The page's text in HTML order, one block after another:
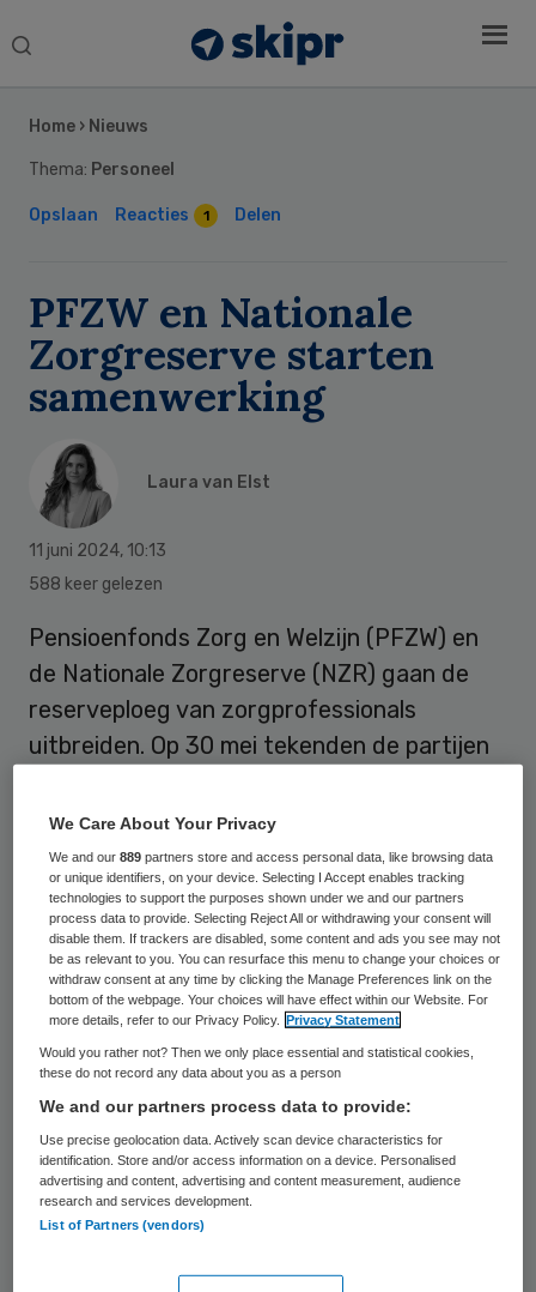
Search
Home › Nieuws
Thema: Personeel
Opslaan Reacties 1 Delen
PFZW en Nationale
Zorgreserve starten
samenwerking
Laura van Elst
11 juni 2024, 10:13
588 keer gelezen
Pensioenfonds Zorg en Welzijn (PFZW) en
de Nationale Zorgreserve (NZR) gaan de
reserveploeg van zorgprofessionals
uitbreiden. Op 30 mei tekenden de partijen
De Nationale Zorgreserve is ontstaan
tijdens de coronapandemie. De NZR bestaat
uit een landelijk netwerk van
zorgreservisten; voormalige
zorgprofessionals die in crisistijd inspringen
en aan zorgorganisaties met een tijdelijke
hulpvraag en capaciteitsproblemen worden
gekoppeld. Sinds 2021 heeft de NZR zo’n
124 zorglocaties geholpen. Momenteel zijn
er bijna 4.000 bevoegde en bekwame
zorgreservisten aangesloten bij de NZR.
Sidebar
We Care About Your Privacy
We and our889 partners store and access personal data, like browsing data
or unique identifiers, on your device. Selecting I Accept enables tracking
technologies to support the purposes shown under we and our partners
process data to provide. Selecting Reject All or withdrawing your consent will
disable them. If trackers are disabled, some content and ads you see may not
be as relevant to you. You can resurface this menu to change your choices or
withdraw consent at any time by clicking the Manage Preferences link on the
bottom of the webpage. Your choices will have effect within our Website. For
more details, refer to our Privacy Policy.
Privacy Statement
Would you rather not? Then we only place essential and statistical cookies,
these do not record any data about you as a person
We and our partners process data to provide:
Use precise geolocation data. Actively scan device characteristics for
identification. Store and/or access information on a device. Personalised
advertising and content, advertising and content measurement, audience
research and services development.
List of Partners (vendors)